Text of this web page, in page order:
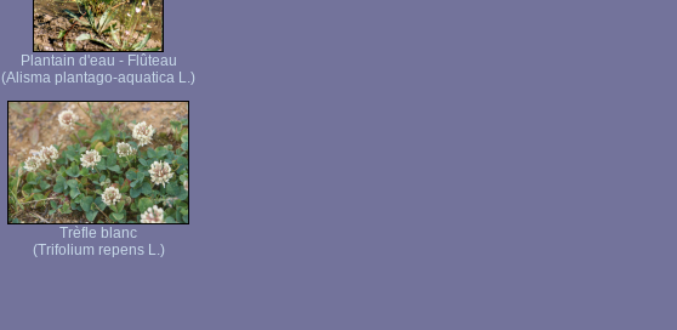
Plantain d'eau - Flûteau
(Alisma plantago-aquatica L.)
Trèfle blanc
(Trifolium repens L.)